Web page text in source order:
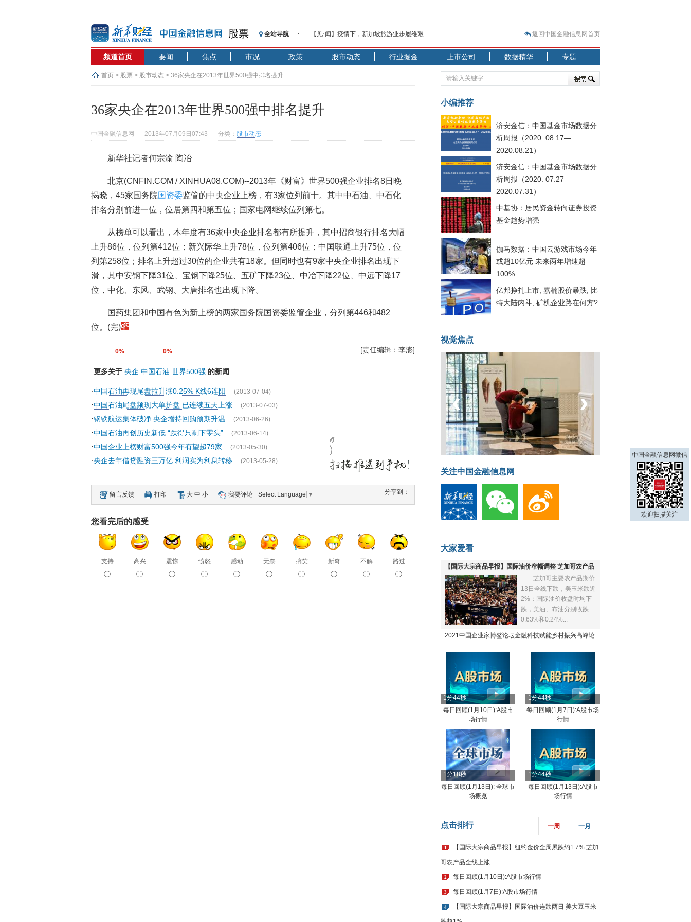
股票 全站导航
【见·闻】疫情下，新加坡旅游业步履维艰
记者手记：疫情下的香港零售业如何浴火重生？
【见·闻】疫情下一家香港传统零售商的转型突围之旅
济安金信：中国基金市场数据分析周报（2020. 07.27—2020.07.31）
【新华财经调查】同业存单、结构性存款玩起“跷跷板” 结构性失衡藏
央行公开市场净投放300亿元 短端资金利率明显下行
基本面及股市双轮冲击 债市回调十年期债表现最弱
沥青期货连续两日涨逾3% 沪银及两粕涨势喜人
恒生聚源：北斗收官之星发射成功，全产业链解析
返回中国金融信息网首页
频道首页 要闻 焦点 市况 政策 股市动态 行业掘金 上市公司 数据精华 专题
首页 > 股票 > 股市动态 > 36家央企在2013年世界500强中排名提升
36家央企在2013年世界500强中排名提升
中国金融信息网 2013年07月09日07:43 分类： 股市动态
新华社记者何宗渝 陶冶
北京(CNFIN.COM / XINHUA08.COM)--2013年《财富》世界500强企业排名8日晚
揭晓，45家国务院国资委监管的中央企业上榜，有3家位列前十。其中中石油、中石化
排名分别前进一位，位居第四和第五位；国家电网继续位列第七。
从榜单可以看出，本年度有36家中央企业排名都有所提升，其中招商银行排名大幅
上升86位，位列第412位；新兴际华上升78位，位列第406位；中国联通上升75位，位
列第258位；排名上升超过30位的企业共有18家。但同时也有9家中央企业排名出现下
滑，其中安钢下降31位、宝钢下降25位、五矿下降23位、中冶下降22位、中远下降17
位，中化、东风、武钢、大唐排名也出现下降。
国药集团和中国有色为新上榜的两家国务院国资委监管企业，分列第446和482
位。(完)
0% 0% [责任编辑：李澎]
更多关于 央企 中国石油 世界500强 的新闻
·中国石油再现尾盘拉升涨0.25% K线6连阳 (2013-07-04)
·中国石油尾盘频现大单护盘 已连续五天上涨 (2013-07-03)
·钢铁航运集体破净 央企增持回购预期升温 (2013-06-26)
·中国石油再创历史新低 “跌得只剩下零头” (2013-06-14)
·中国企业上榜财富500强今年有望超79家 (2013-05-30)
·央企去年借贷融资三万亿 利润实为利息转移 (2013-05-28)
留言反馈 打印 大 中 小 我要评论 Select Language ▼ 分享到：
您看完后的感受
支持 高兴 震惊 愤怒 感动 无奈 搞笑 新奇 不解 路过
小编推荐
济安金信：中国基金市场数据分
析周报（2020. 08.17—
2020.08.21）
济安金信：中国基金市场数据分
析周报（2020. 07.27—
2020.07.31）
中基协：居民资金转向证券投资
基金趋势增强
伽马数据：中国云游戏市场今年
或超10亿元 未来两年增速超
100%
亿邦挣扎上市, 嘉楠股价暴跌, 比
特大陆内斗, 矿机企业路在何方?
视觉焦点
菲律宾：防疫降级
‹ ›
关注中国金融信息网
大家爱看
【国际大宗商品早报】国际油价窄幅调整 芝加哥农产品
全线下跌
芝加哥主要农产品期价
13日全线下跌，美玉米跌近
2%；国际油价收盘时均下
跌，美油、布油分别收跌
0.63%和0.24%...
2021中国企业家博鳌论坛金融科技赋能乡村振兴高峰论
1分44秒
每日回顾(1月10日):A股市
场行情
1分44秒
每日回顾(1月7日):A股市场
行情
1分18秒
每日回顾(1月13日): 全球市
场概览
1分44秒
每日回顾(1月13日):A股市
场行情
点击排行 一周 一月
1 【国际大宗商品早报】纽约金价全周累跌约1.7% 芝加
哥农产品全线上涨
2 每日回顾(1月10日):A股市场行情
3 每日回顾(1月7日):A股市场行情
4 【国际大宗商品早报】国际油价连跌两日 美大豆玉米
中国金融信息网微信
欢迎扫描关注